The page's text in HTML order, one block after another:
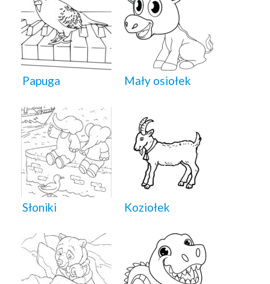
Papuga Mały osiołek
Słoniki Koziołek